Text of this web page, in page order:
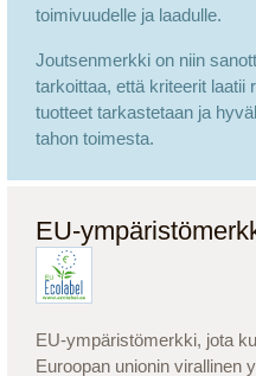
toimivuudelle ja laadulle.
Joutsenmerkki on niin
tarkoittaa, että kriteerit laatii
tuotteet tarkastetaan ja
tahon toimesta.
EU-
EU-ympäristömerkki, jota
Euroopan unionin virallinen